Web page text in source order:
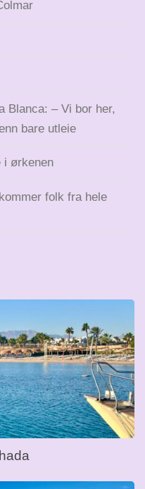
Blanca: – Vi bor her,
bare utleie
i ørkenen
folk fra hele